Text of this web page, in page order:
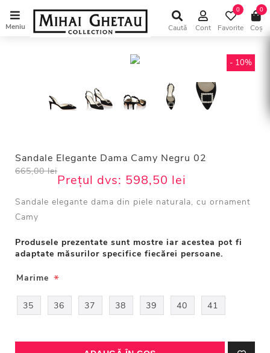
Meniu Caută Cont Favorite
0
Coș
0
- 10%
Sandale Elegante Dama Camy Negru 02
665,00 lei
Prețul dvs: 598,50 lei
Sandale elegante dama din piele naturala, cu ornament
Camy
Produsele prezentate sunt mostre iar acestea pot fi
adaptate măsurilor specifice fiecărei persoane.
Marime *
35 36 37 38 39 40 41